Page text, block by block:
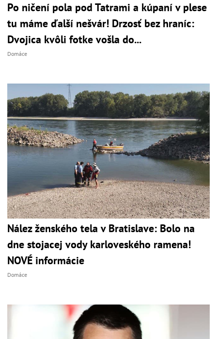
Po ničení pola pod Tatrami a kúpaní v plese
tu máme ďalší nešvár! Drzosť bez hraníc:
Dvojica kvôli fotke vošla do...
Domáce
Nález ženského tela v Bratislave: Bolo na
dne stojacej vody karloveského ramena!
NOVÉ informácie
Domáce